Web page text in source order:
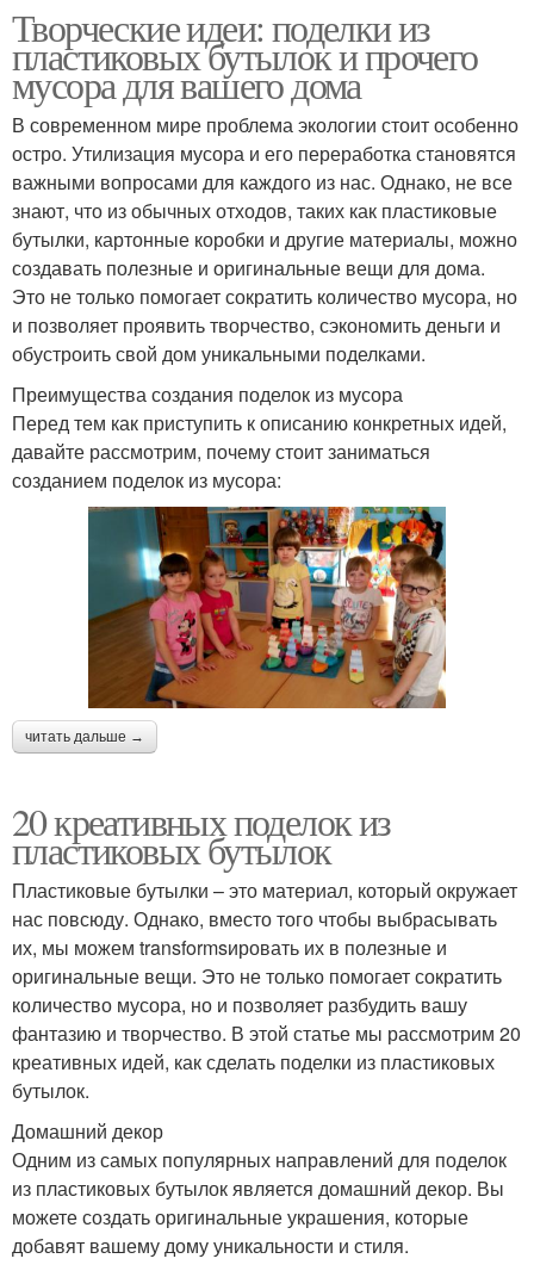
Творческие идеи: поделки из
пластиковых бутылок и прочего
мусора для вашего дома
В современном мире проблема экологии стоит особенно
остро. Утилизация мусора и его переработка становятся
важными вопросами для каждого из нас. Однако, не все
знают, что из обычных отходов, таких как пластиковые
бутылки, картонные коробки и другие материалы, можно
создавать полезные и оригинальные вещи для дома.
Это не только помогает сократить количество мусора, но
и позволяет проявить творчество, сэкономить деньги и
обустроить свой дом уникальными поделками.
Преимущества создания поделок из мусора
Перед тем как приступить к описанию конкретных идей,
давайте рассмотрим, почему стоит заниматься
созданием поделок из мусора:
читать дальше →
20 креативных поделок из
пластиковых бутылок
Пластиковые бутылки – это материал, который окружает
нас повсюду. Однако, вместо того чтобы выбрасывать
их, мы можем transformsировать их в полезные и
оригинальные вещи. Это не только помогает сократить
количество мусора, но и позволяет разбудить вашу
фантазию и творчество. В этой статье мы рассмотрим 20
креативных идей, как сделать поделки из пластиковых
бутылок.
Домашний декор
Одним из самых популярных направлений для поделок
из пластиковых бутылок является домашний декор. Вы
можете создать оригинальные украшения, которые
добавят вашему дому уникальности и стиля.